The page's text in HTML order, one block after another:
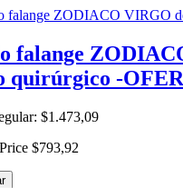
falange
quirúrgico -
$1.473,09
$793,92